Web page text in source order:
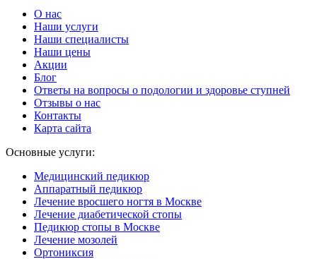
О нас
Наши услуги
Наши специалисты
Наши цены
Акции
Блог
Ответы на вопросы о подологии и здоровье ступней
Отзывы о нас
Контакты
Карта сайта
Основные услуги:
Медицинский педикюр
Аппаратный педикюр
Лечение вросшего ногтя в Москве
Лечение диабетической стопы
Педикюр стопы в Москве
Лечение мозолей
Ортониксия